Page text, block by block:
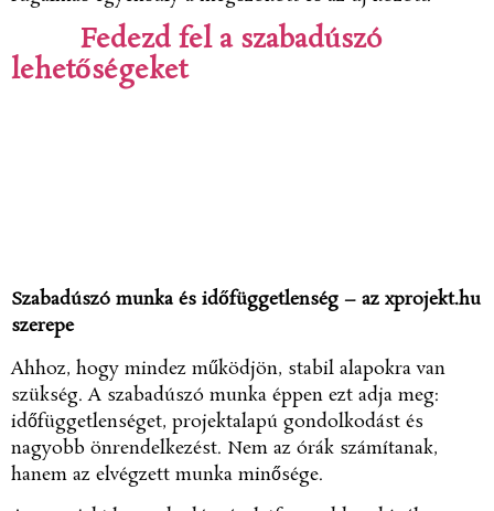
Fedezd fel a szabadúszó
lehetőségeket
Szabadúszó munka és időfüggetlenség – az xprojekt.hu
szerepe
Ahhoz, hogy mindez működjön, stabil alapokra van
szükség. A szabadúszó munka éppen ezt adja meg:
időfüggetlenséget, projektalapú gondolkodást és
nagyobb önrendelkezést. Nem az órák számítanak,
hanem az elvégzett munka minősége.